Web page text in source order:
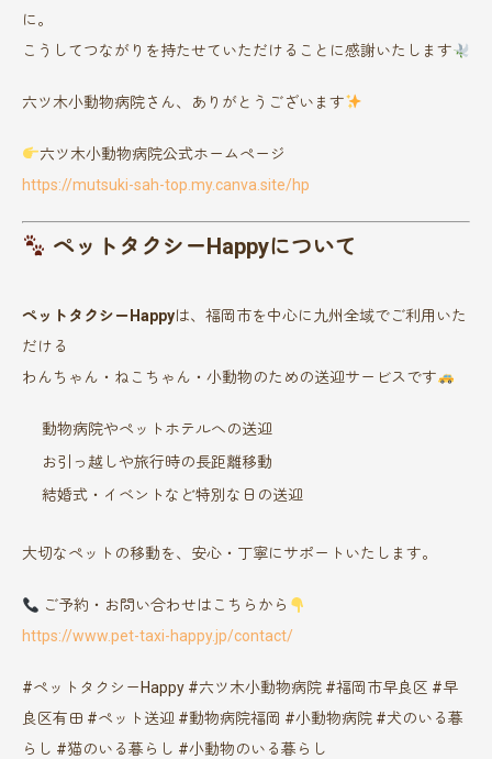
に。
こうしてつながりを持たせていただけることに感謝いたします
六ツ木小動物病院さん、ありがとうございます
六ツ木小動物病院公式ホームページ
https://mutsuki-sah-top.my.canva.site/hp
ペットタクシーHappyについて
ペットタクシーHappyは、福岡市を中心に九州全域でご利用いた
だける
わんちゃん・ねこちゃん・小動物のための送迎サービスです
動物病院やペットホテルへの送迎
お引っ越しや旅行時の長距離移動
結婚式・イベントなど特別な日の送迎
大切なペットの移動を、安心・丁寧にサポートいたします。
ご予約・お問い合わせはこちらから
https://www.pet-taxi-happy.jp/contact/
#ペットタクシーHappy #六ツ木小動物病院 #福岡市早良区 #早
良区有田 #ペット送迎 #動物病院福岡 #小動物病院 #犬のいる暮
らし #猫のいる暮らし #小動物のいる暮らし